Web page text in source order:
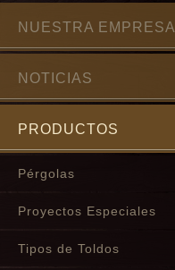
NUESTRA EMPRESA
NOTICIAS
PRODUCTOS
Pérgolas
Proyectos Especiales
Tipos de Toldos